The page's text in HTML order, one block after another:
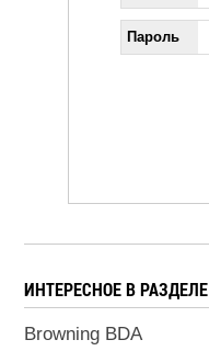
Пароль
ИНТЕРЕСНОЕ В РАЗДЕЛЕ
Browning BDA